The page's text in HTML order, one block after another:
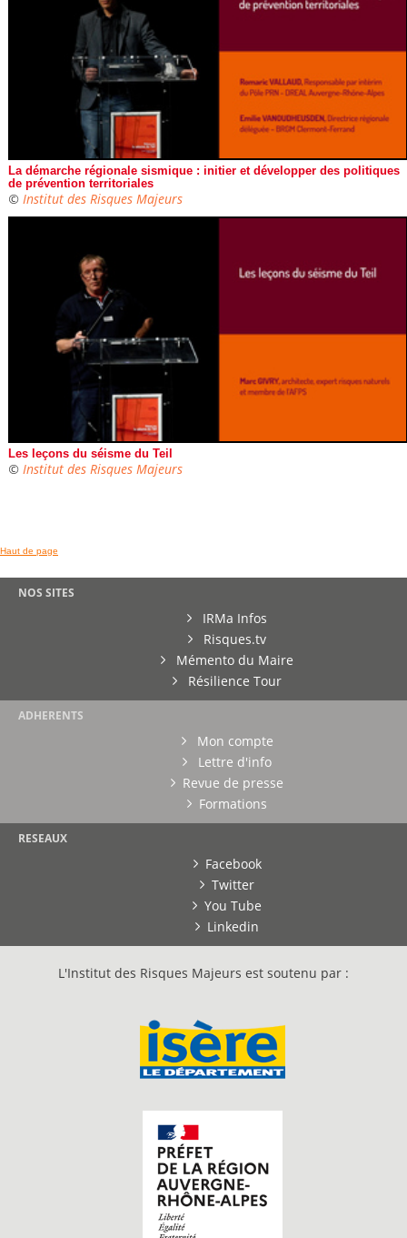
La démarche régionale sismique : initier et développer des politiques
de prévention territoriales
© Institut des Risques Majeurs
Les leçons du séisme du Teil
© Institut des Risques Majeurs
Haut de page
NOS SITES
IRMa Infos
Risques.tv
Mémento du Maire
Résilience Tour
ADHERENTS
Mon compte
Lettre d'info
Revue de presse
Formations
RESEAUX
Facebook
Twitter
You Tube
Linkedin
L'Institut des Risques Majeurs est soutenu par :